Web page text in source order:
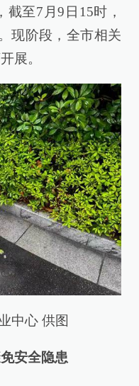
截至7月9日15时，
现阶段，全市相关
展。
中心 供图
安全隐患